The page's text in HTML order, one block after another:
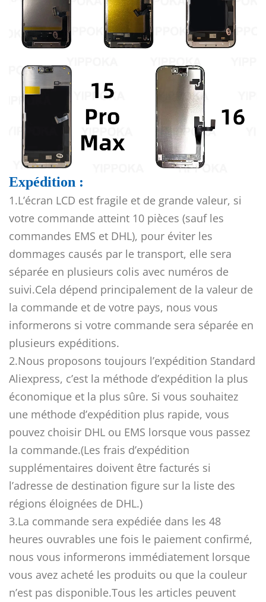
Expédition :
1.L’écran LCD est fragile et de grande valeur, si
votre commande atteint 10 pièces (sauf les
commandes EMS et DHL), pour éviter les
dommages causés par le transport, elle sera
séparée en plusieurs colis avec numéros de
suivi.Cela dépend principalement de la valeur de
la commande et de votre pays, nous vous
informerons si votre commande sera séparée en
plusieurs expéditions.
2.Nous proposons toujours l’expédition Standard
Aliexpress, c’est la méthode d’expédition la plus
économique et la plus sûre. Si vous souhaitez
une méthode d’expédition plus rapide, vous
pouvez choisir DHL ou EMS lorsque vous passez
la commande.(Les frais d’expédition
supplémentaires doivent être facturés si
l’adresse de destination figure sur la liste des
régions éloignées de DHL.)
3.La commande sera expédiée dans les 48
heures ouvrables une fois le paiement confirmé,
nous vous informerons immédiatement lorsque
vous avez acheté les produits ou que la couleur
n’est pas disponible.Tous les articles peuvent